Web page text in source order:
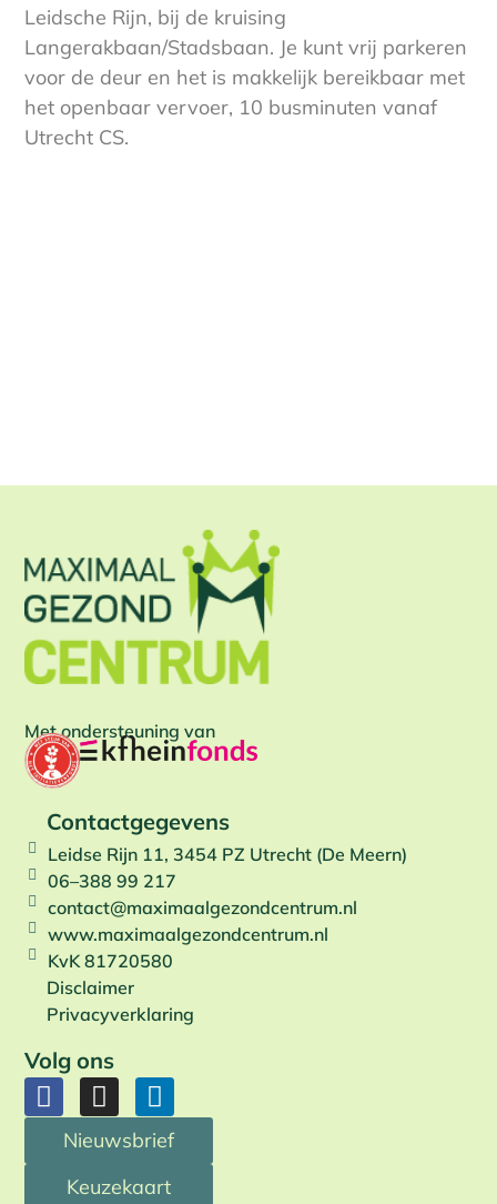
Leidsche Rijn, bij de kruising
Langerakbaan/Stadsbaan. Je kunt vrij parkeren
voor de deur en het is makkelijk bereikbaar met
het openbaar vervoer, 10 busminuten vanaf
Utrecht CS.
Met ondersteuning van
Contactgegevens
Leidse Rijn 11, 3454 PZ Utrecht (De Meern)
06–388 99 217
contact@maximaalgezondcentrum.nl
www.maximaalgezondcentrum.nl
KvK 81720580
Disclaimer
Privacyverklaring
Volg ons
Nieuwsbrief
Keuzekaart